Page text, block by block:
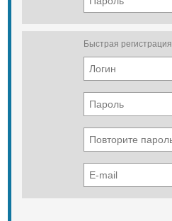
Быстрая регистрация